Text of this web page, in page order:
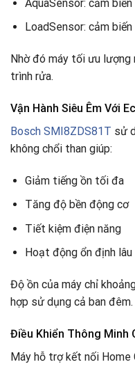
AquaSensor: cảm
LoadSensor: cảm
Nhờ đó máy tối ưu lượng
trình rửa.
Vận Hành Siêu Êm Với
Bosch SMI8ZDS81T sử
không chổi than giúp:
Giảm tiếng ồn tối đa
Tăng độ bền động cơ
Tiết kiệm điện năng
Hoạt động ổn định lâu
Độ ồn của máy chỉ
hợp sử dụng cả ban đêm.
Điều Khiển Thông Minh
Máy hỗ trợ kết nối Home